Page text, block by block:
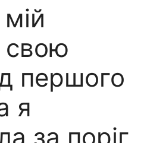
свою
першого
я
за поріг